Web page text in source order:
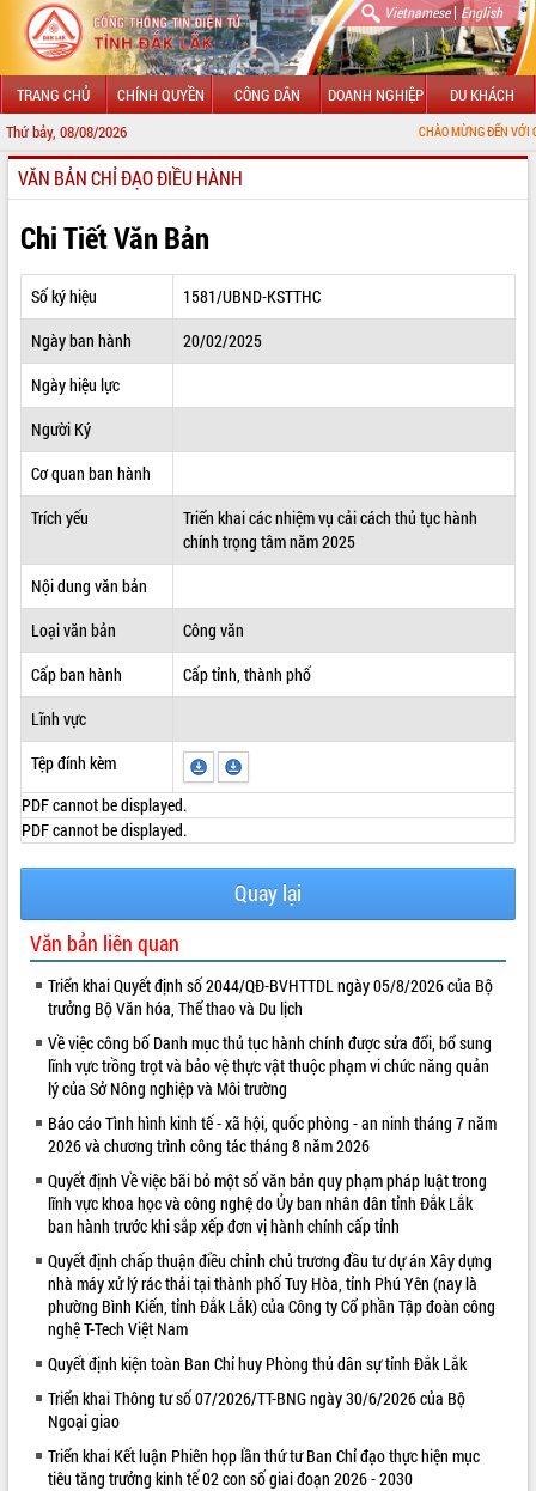
Vietnamese| English
TRANG CHỦ CHÍNH QUYỀN CÔNG DÂN DOANH NGHIỆP DU KHÁCH
Thứ bảy, 08/08/2026 CHÀO MỪNG ĐẾN VỚI CỔNG
GIỚI THIỆU
LÃNH ĐẠO UBND TỈNH
TIN TỨC SỰ KIỆN
SỞ, BAN, NGÀNH
THÔNG TIN CHỈ ĐẠO ĐIỀU HÀNH
HỆ THỐNG VĂN BẢN
VĂN BẢN HĐND TỈNH
ĐIỂM TIN VĂN BẢN
VIDEO
Loading the player...
Khám bệnh, cấp phát thuốc miễn phí
và tặng quà người dân xã Cư Pui
Hội nghị UBND tỉnh Đắk Lắk thường kỳ
tháng 7/2026
Lễ truy tặng danh hiệu “Bà Mẹ Việt
Nam Anh hùng” và trao Huân chương
Lao động
UBND tỉnh Đắk Lắk triển khai nhiệm
vụ 6 tháng cuối năm 2026
Kỳ họp thứ Hai, Hội đồng nhân dân
tỉnh khóa XI quyết nghị nhiều nội dung
quan trọng
ALBUM ẢNH
VĂN BẢN CHỈ ĐẠO ĐIỀU HÀNH
Chi Tiết Văn Bản
Số ký hiệu
1581/UBND-KSTTHC
Ngày ban hành
20/02/2025
Ngày hiệu lực
Người Ký
Cơ quan ban hành
Trích yếu
Triển khai các nhiệm vụ cải cách thủ tục hành
chính trọng tâm năm 2025
Nội dung văn bản
Loại văn bản
Công văn
Cấp ban hành
Cấp tỉnh, thành phố
Lĩnh vực
Tệp đính kèm
PDF cannot be displayed.
PDF cannot be displayed.
Quay lại
Văn bản liên quan
Triển khai Quyết định số 2044/QĐ-BVHTTDL ngày 05/8/2026 của Bộ
trưởng Bộ Văn hóa, Thể thao và Du lịch
Về việc công bố Danh mục thủ tục hành chính được sửa đổi, bổ sung
lĩnh vực trồng trọt và bảo vệ thực vật thuộc phạm vi chức năng quản
lý của Sở Nông nghiệp và Môi trường
Báo cáo Tình hình kinh tế - xã hội, quốc phòng - an ninh tháng 7 năm
2026 và chương trình công tác tháng 8 năm 2026
Quyết định Về việc bãi bỏ một số văn bản quy phạm pháp luật trong
lĩnh vực khoa học và công nghệ do Ủy ban nhân dân tỉnh Đắk Lắk
ban hành trước khi sắp xếp đơn vị hành chính cấp tỉnh
Quyết định chấp thuận điều chỉnh chủ trương đầu tư dự án Xây dựng
nhà máy xử lý rác thải tại thành phố Tuy Hòa, tỉnh Phú Yên (nay là
phường Bình Kiến, tỉnh Đắk Lắk) của Công ty Cổ phần Tập đoàn công
nghệ T-Tech Việt Nam
Quyết định kiện toàn Ban Chỉ huy Phòng thủ dân sự tỉnh Đắk Lắk
Triển khai Thông tư số 07/2026/TT-BNG ngày 30/6/2026 của Bộ
Ngoại giao
Triển khai Kết luận Phiên họp lần thứ tư Ban Chỉ đạo thực hiện mục
tiêu tăng trưởng kinh tế 02 con số giai đoạn 2026 - 2030